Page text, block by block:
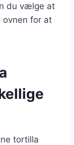
du vælge at
ovnen for at
tortilla